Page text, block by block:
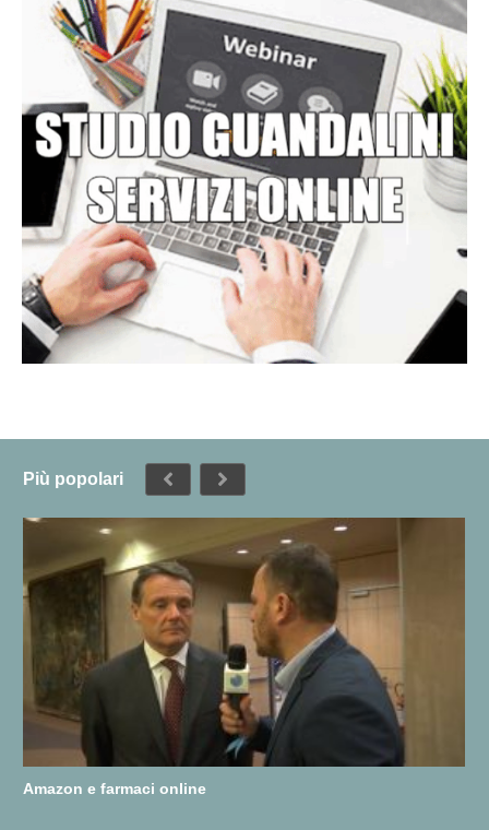
Più popolari
Amazon e farmaci online